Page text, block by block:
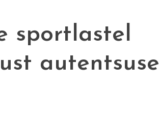
sportlastel
autentsuse